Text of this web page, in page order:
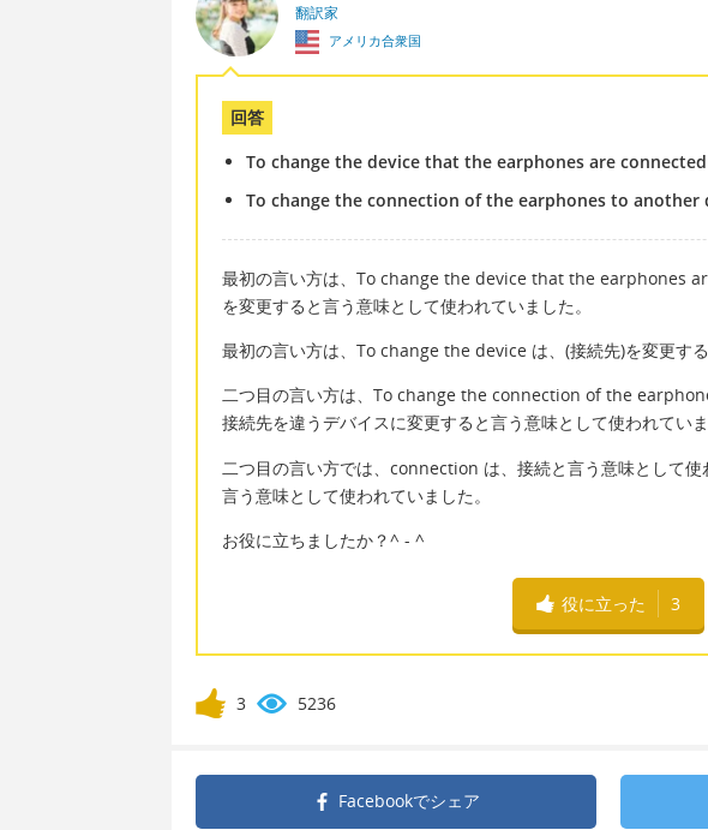
翻訳家
アメリカ合衆国
回答
To change the device that the earphones are
To change the connection of the earphones to another
最初の言い方は、To change the device that the earphones
を変更すると言う意味として使われていました。
最初の言い方は、To change the device は、(接続先)を変更す
二つ目の言い方は、To change the connection of the
接続先を違うデバイスに変更すると言う意味として使われていま
二つ目の言い方では、connection は、接続と言う意味として
言う意味として使われていました。
お役に立ちましたか？^ - ^
役に立った 3
3 5236
Facebookでシェア